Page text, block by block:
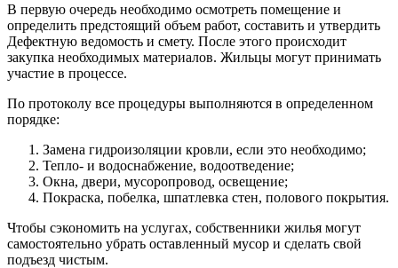
В первую очередь необходимо осмотреть помещение и
определить предстоящий объем работ, составить и утвердить
Дефектную ведомость и смету. После этого происходит
закупка необходимых материалов. Жильцы могут принимать
участие в процессе.
По протоколу все процедуры выполняются в определенном
порядке:
Замена гидроизоляции кровли, если это необходимо;
Тепло- и водоснабжение, водоотведение;
Окна, двери, мусоропровод, освещение;
Покраска, побелка, шпатлевка стен, полового покрытия.
Чтобы сэкономить на услугах, собственники жилья могут
самостоятельно убрать оставленный мусор и сделать свой
подъезд чистым.